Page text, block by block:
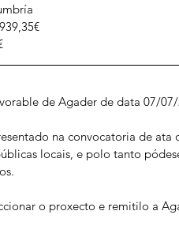
de Agader de data 07/
na convocatoria de
locais, e polo tanto
o proxecto e remitilo a